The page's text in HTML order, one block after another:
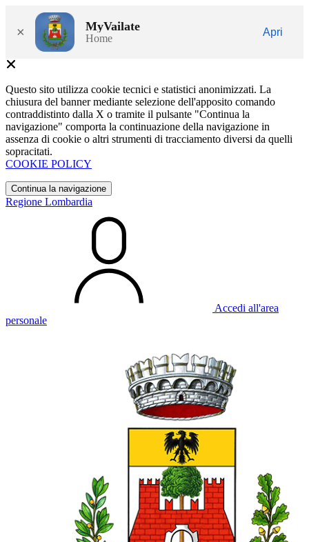
× MyVailate
Home
Apri
Questo sito utilizza cookie tecnici e statistici anonimizzati. La
chiusura del banner mediante selezione dell'apposito comando
contraddistinto dalla X o tramite il pulsante "Continua la
navigazione" comporta la continuazione della navigazione in
assenza di cookie o altri strumenti di tracciamento diversi da quelli
sopracitati.
COOKIE POLICY
Continua la navigazione
Regione Lombardia
Accedi all'area
personale